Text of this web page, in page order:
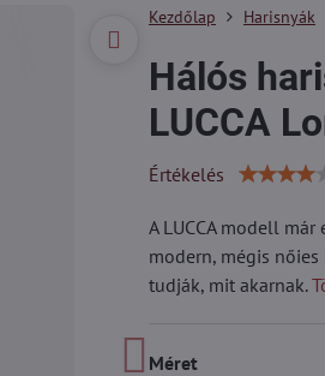
Kezdőlap Harisnyák
Hálós
LUCCA
Értékelés
A LUCCA modell
modern, mégis
tudják, mit akarnak.
Méret